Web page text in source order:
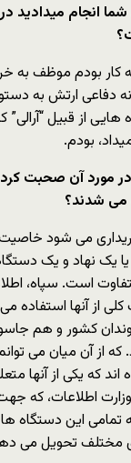
شما انجام میدادید
بودم موظف به
دفاعی ارتش به
از قبیل
بودم.
مورد آن صحبت
می شدند؟
می شود خاصیت
یک نهاد و یک
است. سپاه،
کلی از آنها
کشور و هم
که از آن میان می
که یکی از آنها
اطلاعات، که
تمامی این دستگاه
مختلف تحویل می